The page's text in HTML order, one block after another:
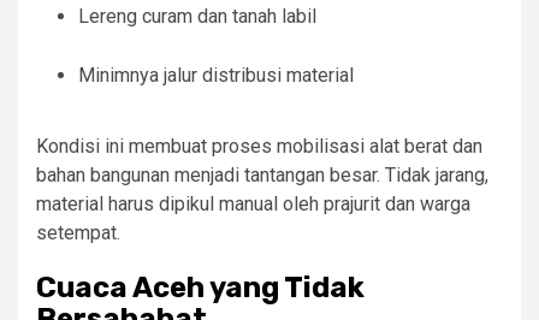
Lereng curam dan tanah labil
Minimnya jalur distribusi material
Kondisi ini membuat proses mobilisasi alat berat dan
bahan bangunan menjadi tantangan besar. Tidak jarang,
material harus dipikul manual oleh prajurit dan warga
setempat.
Cuaca Aceh yang Tidak